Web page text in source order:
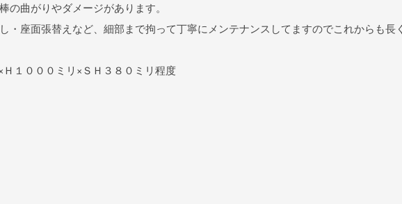
の曲がりやダメージがあります。
・座面張替えなど、細部まで拘って丁寧にメンテナンスしてますのでこれからも長
１０００ミリ×ＳＨ３８０ミリ程度